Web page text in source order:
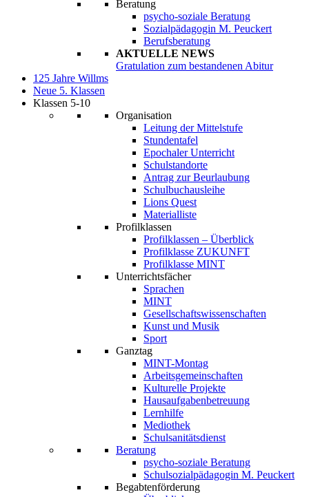
Beratung
psycho-soziale Beratung
Sozialpädagogin M. Peuckert
Berufsberatung
AKTUELLE NEWS
Gratulation zum bestandenen Abitur
125 Jahre Willms
Neue 5. Klassen
Klassen 5-10
Organisation
Leitung der Mittelstufe
Stundentafel
Epochaler Unterricht
Schulstandorte
Antrag zur Beurlaubung
Schulbuchausleihe
Lions Quest
Materialliste
Profilklassen
Profilklassen – Überblick
Profilklasse ZUKUNFT
Profilklasse MINT
Unterrichtsfächer
Sprachen
MINT
Gesellschaftswissenschaften
Kunst und Musik
Sport
Ganztag
MINT-Montag
Arbeitsgemeinschaften
Kulturelle Projekte
Hausaufgabenbetreuung
Lernhilfe
Mediothek
Schulsanitätsdienst
Beratung
psycho-soziale Beratung
Schulsozialpädagogin M. Peuckert
Begabtenförderung